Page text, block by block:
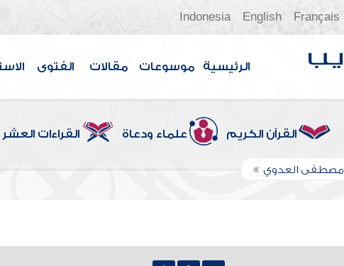
Français
English
Indonesia
الرئيسية موسوعات مقالات الفتوى
القرآن الكريم علماء ودعاة القراءات العشر
مصطفى العدوي